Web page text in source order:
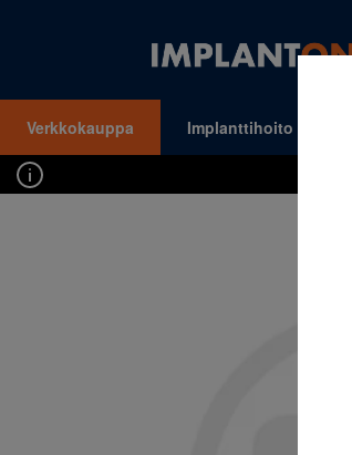
Verkkokauppa Implanttihoito